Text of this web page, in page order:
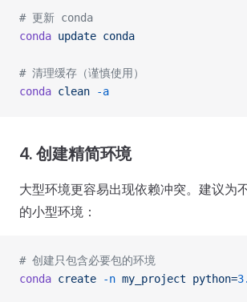
# 更新 conda
conda update conda
# 清理缓存（谨慎使用）
conda clean -a
4. 创建精简环境
大型环境更容易出现依赖冲突。建议为
的小型环境：
# 创建只包含必要包的环境
conda create -n my_project python=